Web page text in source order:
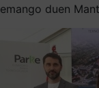
emango duen